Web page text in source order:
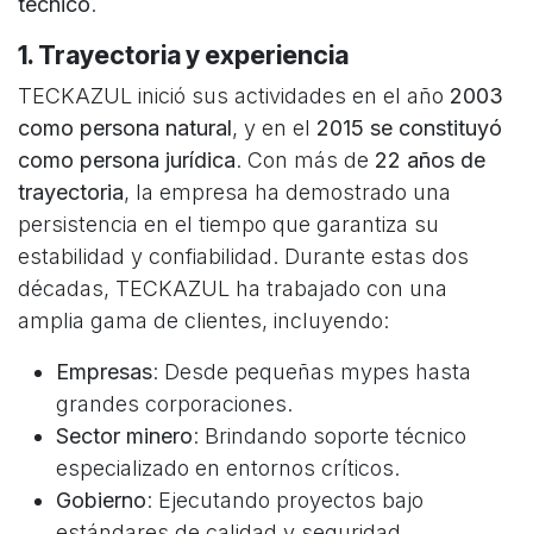
1. Trayectoria y experiencia
TECKAZUL inició sus actividades en el año 2003
como persona natural, y en el 2015 se constituyó
como persona jurídica. Con más de 22 años de
trayectoria, la empresa ha demostrado una
persistencia en el tiempo que garantiza su
estabilidad y confiabilidad. Durante estas dos
décadas, TECKAZUL ha trabajado con una
amplia gama de clientes, incluyendo:
Empresas: Desde pequeñas mypes hasta
grandes corporaciones.
Sector minero: Brindando soporte técnico
especializado en entornos críticos.
Gobierno: Ejecutando proyectos bajo